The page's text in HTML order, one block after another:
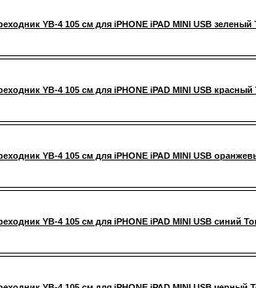
YB-4 105 см для iPHONE iPAD MINI USB зеленый
YB-4 105 см для iPHONE iPAD MINI USB
YB-4 105 см для iPHONE iPAD MINI USB
YB-4 105 см для iPHONE iPAD MINI USB синий